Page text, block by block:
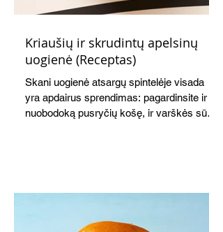
Kriaušių ir skrudintų apelsinų
uogienė (Receptas)
Skani uogienė atsargų spintelėje visada
yra apdairus sprendimas: pagardinsite ir
nuobodoką pusryčių košę, ir varškės sūrį,